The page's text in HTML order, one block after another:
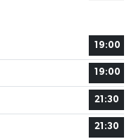
19:00
19:00
21:30
21:30